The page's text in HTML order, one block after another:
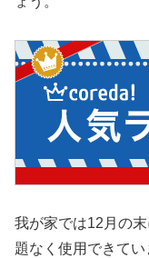
我が家では12月の
題なく使用できてい